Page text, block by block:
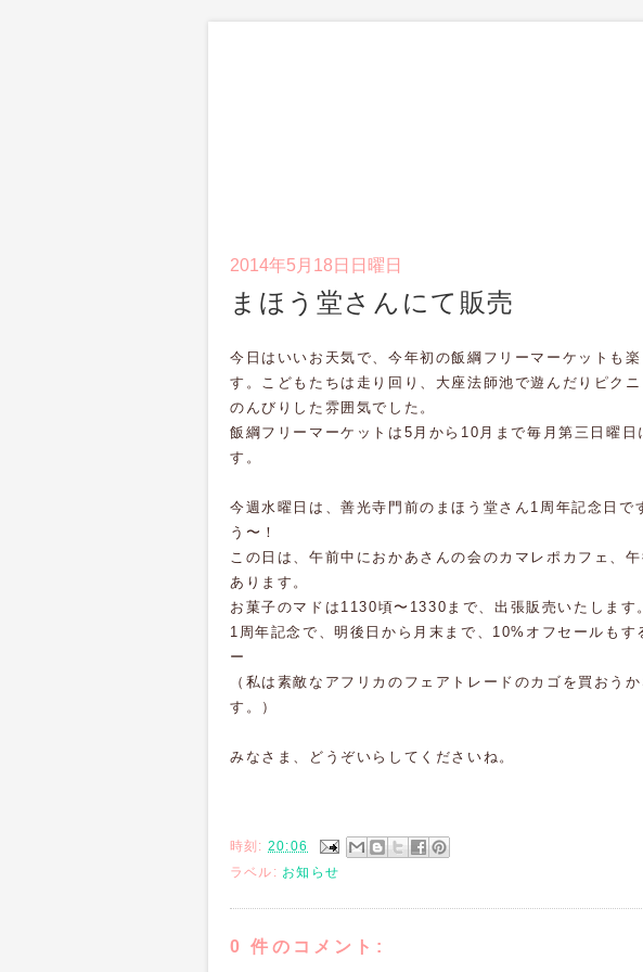
2014年5月18日日曜日
まほう堂さんにて販売
今日はいいお天気で、今年初の飯綱フリーマーケットも
す。こどもたちは走り回り、 大座法師池で遊んだりピクニ
のんびりした雰囲気でした。
飯綱フリーマーケットは5月から10月まで毎月第三日曜日
す。
今週水曜日は、善光寺門前のまほう堂さん1周年記念日で
う〜！
この日は、午前中におかあさんの会のカマレポカフェ、
あります。
お菓子のマドは1130頃〜1330まで、出張販売いたします
1周年記念で、明後日から月末まで、10%オフセールもす
ー
（私は素敵なアフリカのフェアトレードのカゴを買おう
す。）
みなさま、どうぞいらしてくださいね。
時刻: 20:06
ラベル: お知らせ
0 件のコメント: